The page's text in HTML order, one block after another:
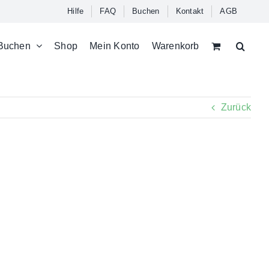
Hilfe FAQ Buchen Kontakt AGB
Shop Mein Konto Warenkorb
Zurück